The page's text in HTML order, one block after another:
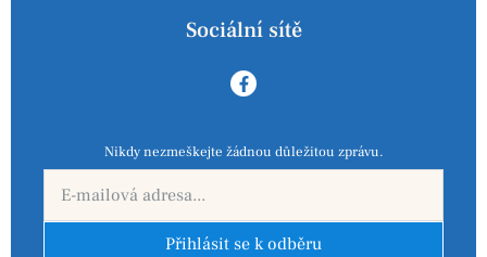
Sociální sítě
Nikdy nezmeškejte žádnou důležitou zprávu.
Přihlásit se k odběru